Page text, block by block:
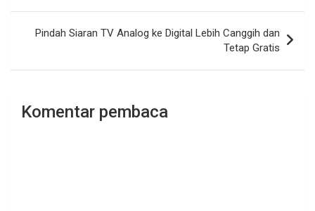
Pindah Siaran TV Analog ke Digital Lebih Canggih dan
Tetap Gratis
Komentar pembaca